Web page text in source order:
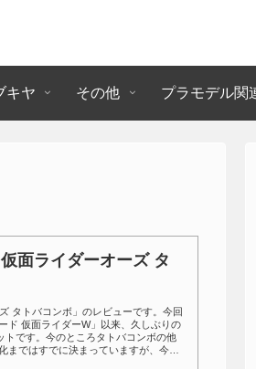
キヤ その他 プラモデル関
面ライダーオーズ タ
タトバコンボ」のレビューです。今回
ド 仮面ライダーW」以来、久しぶりの
です。今のところタトバコンボの他
まではすでに決まっていますが、今後